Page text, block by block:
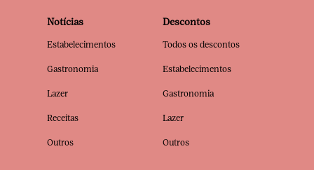
Notícias
Estabelecimentos
Gastronomia
Lazer
Receitas
Outros
Descontos
Todos os descontos
Estabelecimentos
Gastronomia
Lazer
Outros